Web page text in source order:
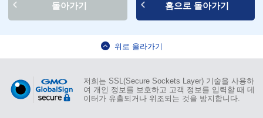
돌아가기 홈으로 돌아가기
위로 올라가기
저희는 SSL(Secure Sockets Layer) 기술을 사용하
여 개인 정보를 보호하고 고객 정보를 입력할 때 데
이터가 유출되거나 위조되는 것을 방지합니다.